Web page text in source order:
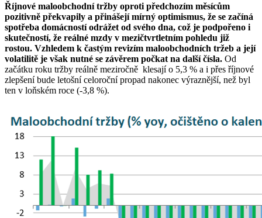
Říjnové maloobchodní tržby oproti předchozím měsícům
pozitivně překvapily a přinášejí mírný optimismus, že se začíná
spotřeba domácností odrážet od svého dna, což je podpořeno i
skutečností, že reálné mzdy v mezičtvrtletním pohledu již
rostou. Vzhledem k častým revizím maloobchodních tržeb a její
volatilitě je však nutné se závěrem počkat na další čísla. Od
začátku roku tržby reálně meziročně klesají o 5,3 % a i přes říjnové
zlepšení bude letošní celoroční propad nakonec výraznější, než byl
ten v loňském roce (-3,8 %).